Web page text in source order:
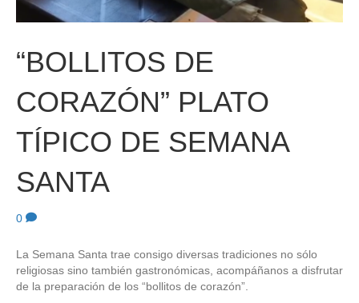
“BOLLITOS DE
CORAZÓN” PLATO
TÍPICO DE SEMANA
SANTA
0
La Semana Santa trae consigo diversas tradiciones no sólo
religiosas sino también gastronómicas, acompáñanos a disfrutar
de la preparación de los “bollitos de corazón”.